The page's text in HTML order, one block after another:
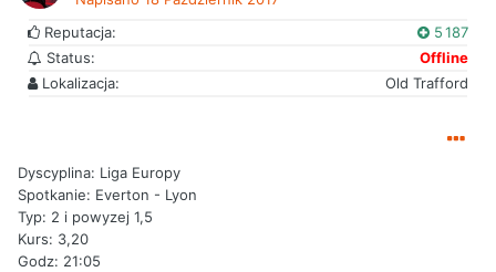
Reputacja:
5 187
Status:
Offline
Lokalizacja:
Old Trafford
Dyscyplina: Liga Europy
Spotkanie: Everton - Lyon
Typ: 2 i powyzej 1,5
Kurs: 3,20
Godz: 21:05